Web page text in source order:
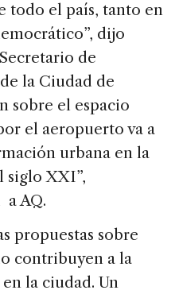
todo el país, tanto en
dijo
de
la Ciudad de
sobre el espacio
el aeropuerto va a
urbana en la
siglo XXI”,
AQ.
propuestas sobre
contribuyen a la
la ciudad. Un